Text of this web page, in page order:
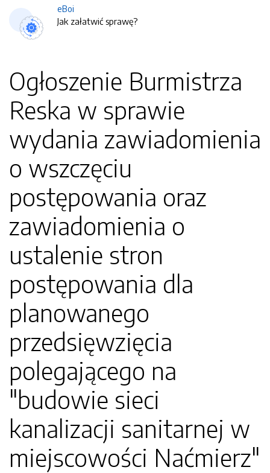
eBoi
Jak załatwić sprawę?
Ogłoszenie Burmistrza
Reska w sprawie
wydania zawiadomienia
o wszczęciu
postępowania oraz
zawiadomienia o
ustalenie stron
postępowania dla
planowanego
przedsięwzięcia
polegającego na
"budowie sieci
kanalizacji sanitarnej w
miejscowości Naćmierz"